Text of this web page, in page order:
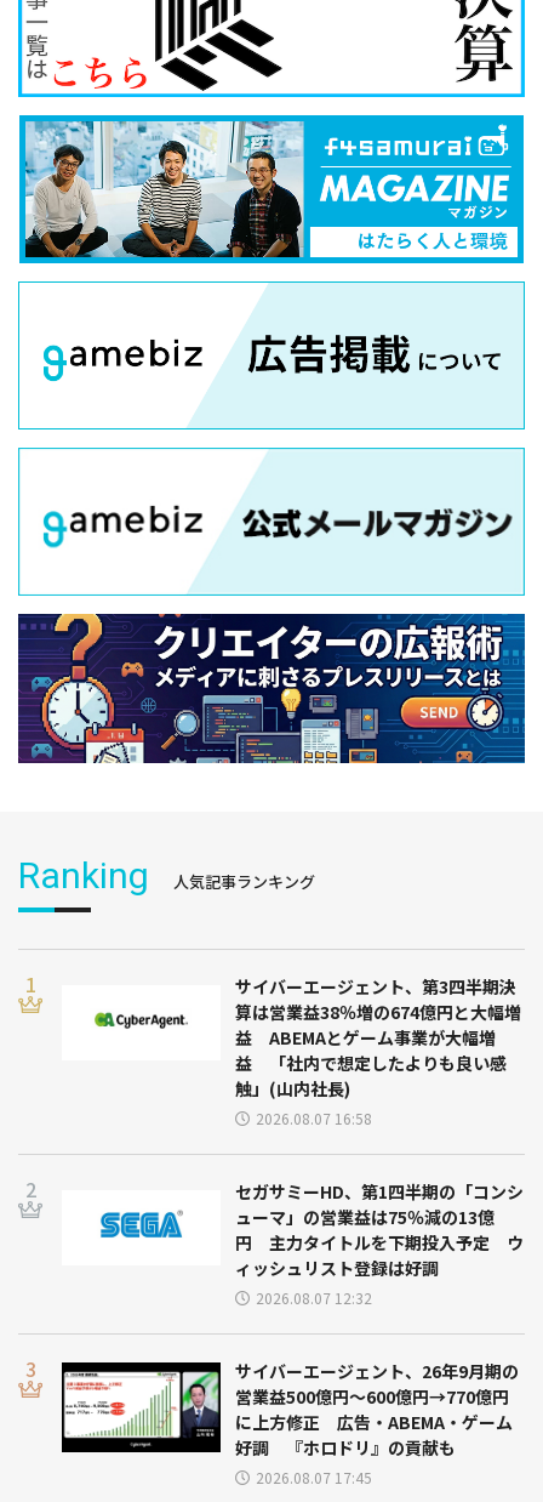
Ranking 人気記事ランキング
サイバーエージェント、第3四半期決
算は営業益38％増の674億円と大幅増
益 ABEMAとゲーム事業が大幅増
益 「社内で想定したよりも良い感
触」(山内社長)
2026.08.07 16:58
セガサミーHD、第1四半期の「コンシ
ューマ」の営業益は75％減の13億
円 主力タイトルを下期投入予定 ウ
ィッシュリスト登録は好調
2026.08.07 12:32
サイバーエージェント、26年9月期の
営業益500億円～600億円→770億円
に上方修正 広告・ABEMA・ゲーム
好調 『ホロドリ』の貢献も
2026.08.07 17:45